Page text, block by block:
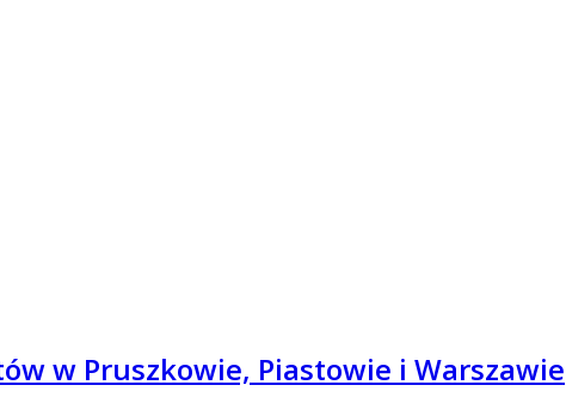
w Pruszkowie, Piastowie i Warszawie